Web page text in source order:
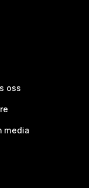
oss
media